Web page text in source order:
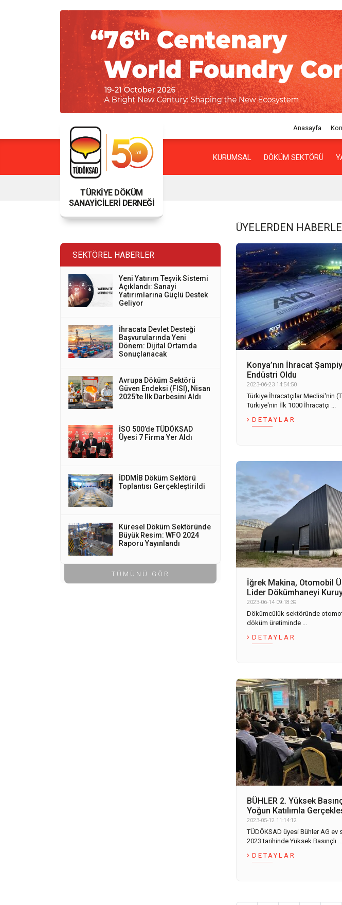
TÜRKİYE DÖKÜM
SANAYİCİLERİ DERNEĞİ
Anasayfa
KURUMSAL DÖKÜM SEKTÖRÜ
SEKTÖREL HABERLER
Yeni Yatırım Teşvik Sistemi
Açıklandı: Sanayi
Yatırımlarına Güçlü Destek
Geliyor
İhracata Devlet Desteği
Başvurularında Yeni
Dönem: Dijital Ortamda
Sonuçlanacak
Avrupa Döküm Sektörü
Güven Endeksi (FISI), Nisan
2025’te İlk Darbesini Aldı
İSO 500’de TÜDÖKSAD
Üyesi 7 Firma Yer Aldı
İDDMİB Döküm Sektörü
Toplantısı Gerçekleştirildi
Küresel Döküm Sektöründe
Büyük Resim: WFO 2024
Raporu Yayınlandı
TÜMÜNÜ GÖR
ÜYELERDEN
Konya’nın İhracat
Endüstri Oldu
2023-06-23 14:54:50
Türkiye İhracatçılar Meclisi'nin
Türkiye'nin İlk 1000 İhracatçı ...
DETAYLAR
İğrek Makina, Otomobil
Lider Dökümhaneyi
2023-06-14 09:18:39
Dökümcülük sektöründe
döküm üretiminde ...
DETAYLAR
BÜHLER 2. Yüksek
Yoğun Katılımla
2023-05-12 11:14:12
TÜDÖKSAD üyesi Bühler AG ev
2023 tarihinde Yüksek Basınçlı ...
DETAYLAR